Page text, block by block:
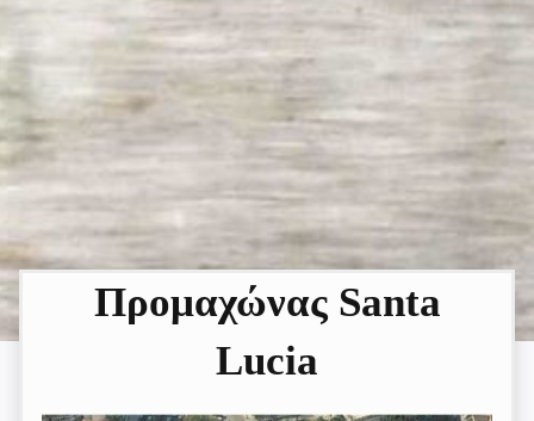
Προμαχώνας Santa
Lucia